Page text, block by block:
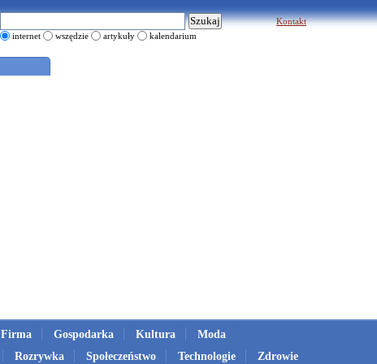
internet wszędzie artykuły kalendarium
Kontakt
Firma Gospodarka Kultura
Moda
Rozrywka Społeczeństwo Technologie Zdrowie